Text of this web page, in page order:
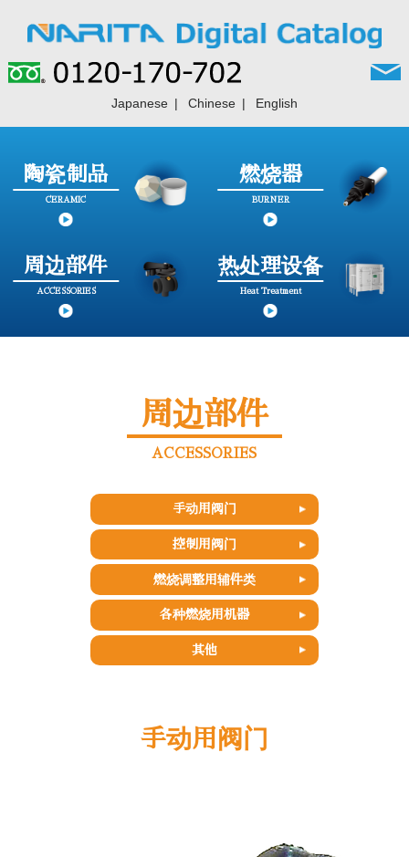
Japanese Chinese English
陶瓷制品
CERAMIC
燃烧器
BURNER
周边部件
ACCESSORIES
热处理设备
Heat Treatment
周边部件
ACCESSORIES
手动用阀门
控制用阀门
燃烧调整用辅件类
各种燃烧用机器
其他
手动用阀门